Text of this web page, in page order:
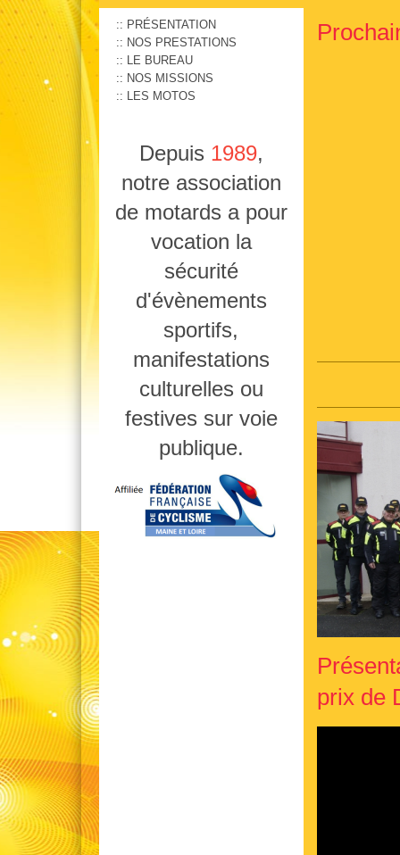
prix de
PRÉSENTATION
NOS PRESTATIONS
LE BUREAU
NOS MISSIONS
LES MOTOS
Depuis 1989,
notre association
de motards a pour
vocation la
sécurité
d'évènements
sportifs,
manifestations
culturelles ou
festives sur voie
publique.